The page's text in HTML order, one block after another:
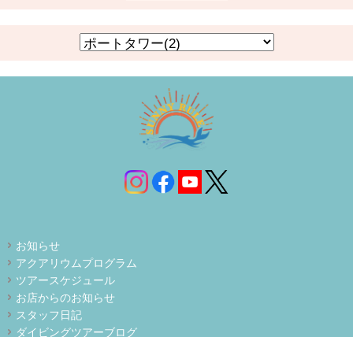
お知らせ
アクアリウムプログラム
ツアースケジュール
お店からのお知らせ
スタッフ日記
ダイビングツアーブログ